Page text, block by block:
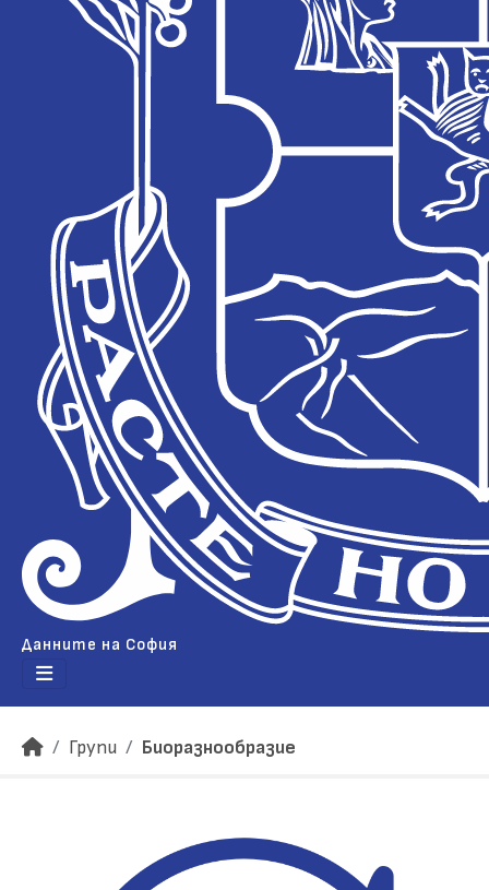
Данните на София
Групи Биоразнообразие